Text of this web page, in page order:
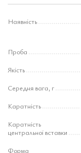
Наявність
Проба
Якість
Середня вага, г
Каратність
Каратність
центральної вставки
Форма